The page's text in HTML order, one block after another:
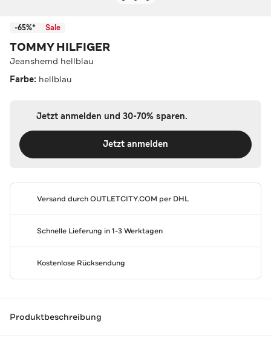
-65%* Sale
TOMMY HILFIGER
Jeanshemd hellblau
Farbe: hellblau
Jetzt anmelden und 30-70% sparen.
Jetzt anmelden
Versand durchOUTLETCITY.COM per DHL
Schnelle Lieferung in 1-3 Werktagen
Kostenlose Rücksendung
Produktbeschreibung